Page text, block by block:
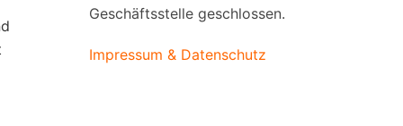
Geschäftsstelle geschlossen.
Impressum & Datenschutz